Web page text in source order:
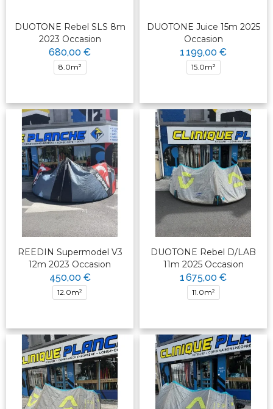
DUOTONE Rebel SLS 8m
2023 Occasion
680,00 €
8.0m²
DUOTONE Juice 15m 2025
Occasion
1 199,00 €
15.0m²
REEDIN Supermodel V3
12m 2023 Occasion
450,00 €
12.0m²
DUOTONE Rebel D/LAB
11m 2025 Occasion
1 675,00 €
11.0m²